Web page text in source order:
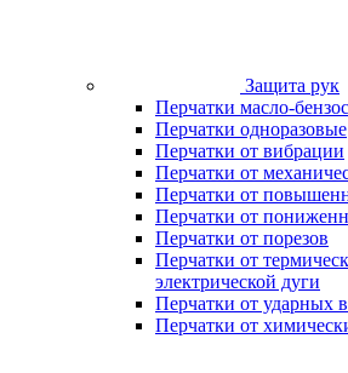
Защита рук
Перчатки масло-
Перчатки одноразовые
Перчатки от вибрации
Перчатки от
Перчатки от
Перчатки от
Перчатки от порезов
Перчатки от
электрической дуги
Перчатки от ударных
Перчатки от